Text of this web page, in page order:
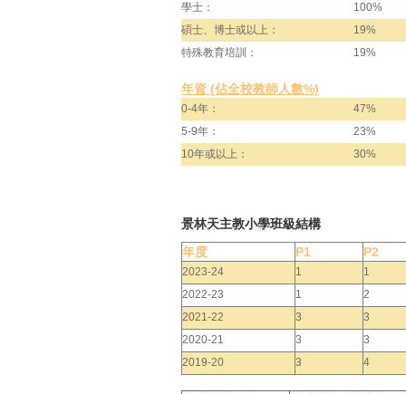
學士：
100%
碩士、博士或以上：
19%
特殊教育培訓：
19%
年資 (佔全校教師人數%)
0-4年：
47%
5-9年：
23%
10年或以上：
30%
景林天主教小學班級結構
年度
P1 P2
2023-24 1
1
2022-23
1
2
2021-22
3
3
2020-21
3
3
2019-20
3 4